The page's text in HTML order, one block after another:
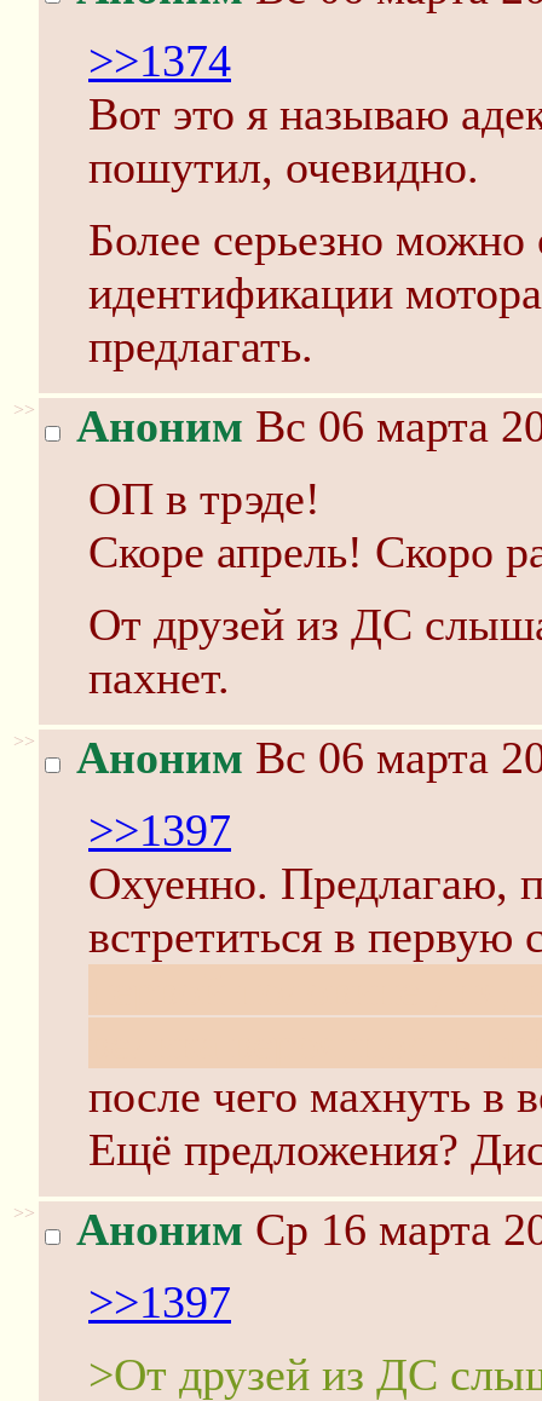
>>1374
Вот это я называю
пошутил, очевидно.
Более серьезно можно
идентификации
предлагать.
>> Аноним Вс 06 марта
ОП в трэде!
Скоре апрель! Скоро
От друзей из ДС
пахнет.
>> Аноним Вс 06 марта
>>1397
Охуенно. Предлагаю,
встретиться в первую
после чего махнуть в
Ещё предложения?
>> Аноним Ср 16 марта
>>1397
>От друзей из ДС